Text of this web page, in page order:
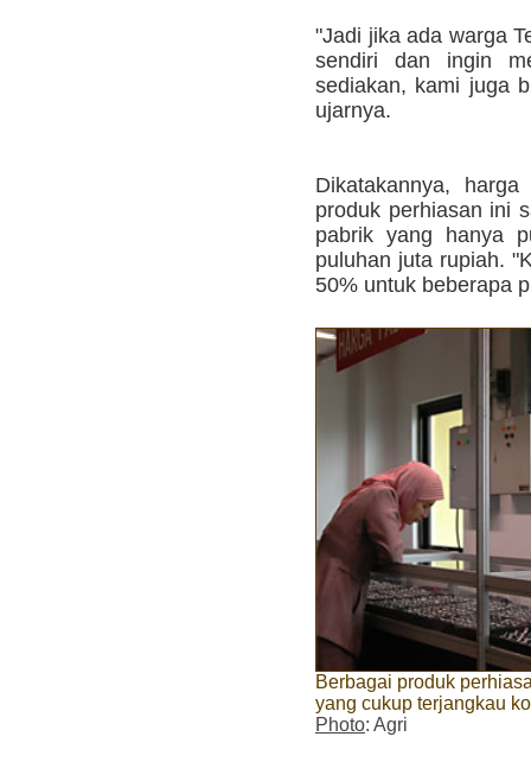
"Jadi jika ada warga
sendiri dan ingin
sediakan, kami juga
ujarnya.
Dikatakannya,
produk perhiasan ini
pabrik yang hanya
puluhan juta rupiah.
50% untuk beberapa
Berbagai produk
yang cukup terjangkau
Photo: Agri